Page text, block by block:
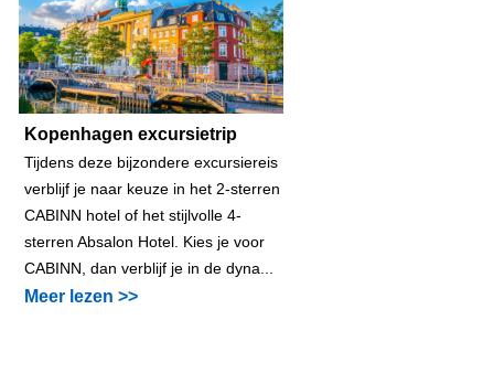
Kopenhagen excursietrip
Tijdens deze bijzondere excursiereis
verblijf je naar keuze in het 2-sterren
CABINN hotel of het stijlvolle 4-
sterren Absalon Hotel. Kies je voor
CABINN, dan verblijf je in de dyna...
Meer lezen >>